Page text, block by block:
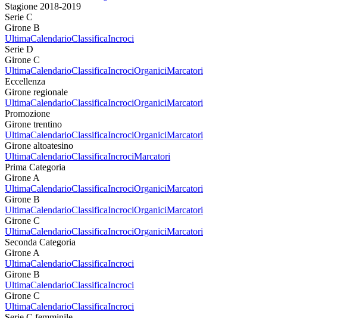
Stagione 2018-2019
Serie C
Girone B
UltimaCalendarioClassificaIncroci
Serie D
Girone C
UltimaCalendarioClassificaIncrociOrganiciMarcatori
Eccellenza
Girone regionale
UltimaCalendarioClassificaIncrociOrganiciMarcatori
Promozione
Girone trentino
UltimaCalendarioClassificaIncrociOrganiciMarcatori
Girone altoatesino
UltimaCalendarioClassificaIncrociMarcatori
Prima Categoria
Girone A
UltimaCalendarioClassificaIncrociOrganiciMarcatori
Girone B
UltimaCalendarioClassificaIncrociOrganiciMarcatori
Girone C
UltimaCalendarioClassificaIncrociOrganiciMarcatori
Seconda Categoria
Girone A
UltimaCalendarioClassificaIncroci
Girone B
UltimaCalendarioClassificaIncroci
Girone C
UltimaCalendarioClassificaIncroci